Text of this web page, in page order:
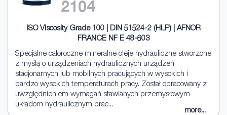
2104
ISO Viscosity Grade 100 | DIN 51524-2 (HLP) | AFNOR
FRANCE NF E 48-603
Specjalne całoroczne mineralne oleje hydrauliczne stworzone
z myślą o urządzeniach hydraulicznych urządzeń
stacjonarnych lub mobilnych pracujących w wysokich i
bardzo wysokich temperaturach pracy. Został opracowany z
uwzględnieniem wymagań stawianych przemysłowym
układom hydraulicznym prac...
more...